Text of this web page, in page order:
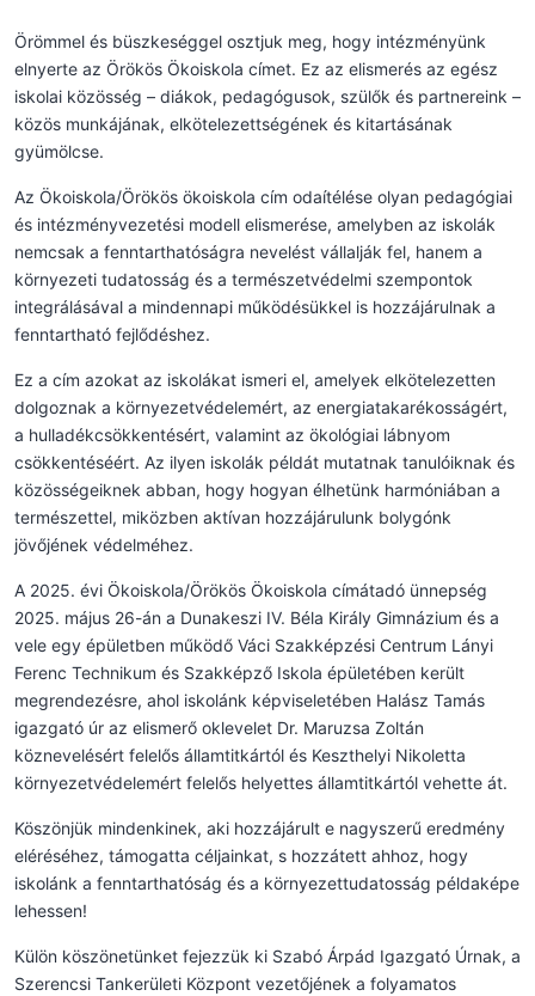
Örömmel és büszkeséggel osztjuk meg, hogy intézményünk
elnyerte az Örökös Ökoiskola címet. Ez az elismerés az egész
iskolai közösség – diákok, pedagógusok, szülők és partnereink –
közös munkájának, elkötelezettségének és kitartásának
gyümölcse.
Az Ökoiskola/Örökös ökoiskola cím odaítélése olyan pedagógiai
és intézményvezetési modell elismerése, amelyben az iskolák
nemcsak a fenntarthatóságra nevelést vállalják fel, hanem a
környezeti tudatosság és a természetvédelmi szempontok
integrálásával a mindennapi működésükkel is hozzájárulnak a
fenntartható fejlődéshez.
Ez a cím azokat az iskolákat ismeri el, amelyek elkötelezetten
dolgoznak a környezetvédelemért, az energiatakarékosságért,
a hulladékcsökkentésért, valamint az ökológiai lábnyom
csökkentéséért. Az ilyen iskolák példát mutatnak tanulóiknak és
közösségeiknek abban, hogy hogyan élhetünk harmóniában a
természettel, miközben aktívan hozzájárulunk bolygónk
jövőjének védelméhez.
A 2025. évi Ökoiskola/Örökös Ökoiskola címátadó ünnepség
2025. május 26-án a Dunakeszi IV. Béla Király Gimnázium és a
vele egy épületben működő Váci Szakképzési Centrum Lányi
Ferenc Technikum és Szakképző Iskola épületében került
megrendezésre, ahol iskolánk képviseletében Halász Tamás
igazgató úr az elismerő oklevelet Dr. Maruzsa Zoltán
köznevelésért felelős államtitkártól és Keszthelyi Nikoletta
környezetvédelemért felelős helyettes államtitkártól vehette át.
Köszönjük mindenkinek, aki hozzájárult e nagyszerű eredmény
eléréséhez, támogatta céljainkat, s hozzátett ahhoz, hogy
iskolánk a fenntarthatóság és a környezettudatosság példaképe
lehessen!
Külön köszönetünket fejezzük ki Szabó Árpád Igazgató Úrnak, a
Szerencsi Tankerületi Központ vezetőjének a folyamatos